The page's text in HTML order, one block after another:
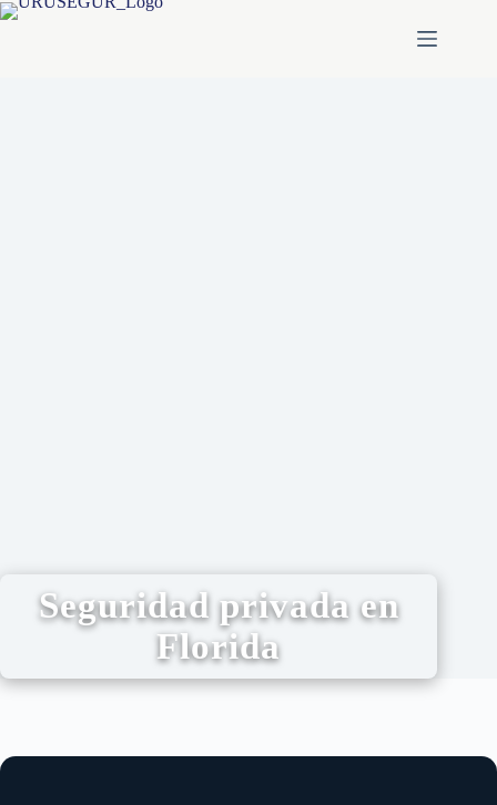
Seguridad privada en
Florida